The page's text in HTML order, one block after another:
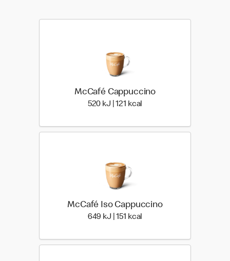
McCafé Cappuccino
520 kJ | 121 kcal
McCafé Iso Cappuccino
649 kJ | 151 kcal